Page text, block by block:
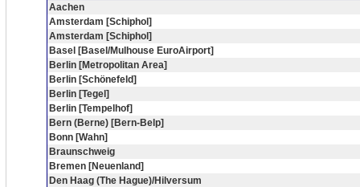
Aachen
Amsterdam [Schiphol]
Amsterdam [Schiphol]
Basel [Basel/Mulhouse EuroAirport]
Berlin [Metropolitan Area]
Berlin [Schönefeld]
Berlin [Tegel]
Berlin [Tempelhof]
Bern (Berne) [Bern-Belp]
Bonn [Wahn]
Braunschweig
Bremen [Neuenland]
Den Haag (The Hague)/Hilversum